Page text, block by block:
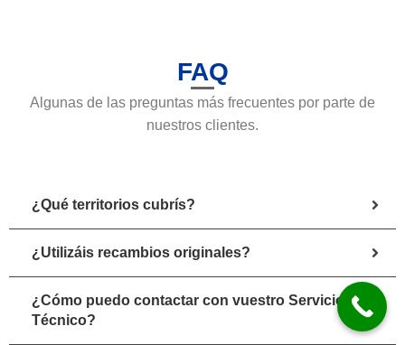
FAQ
Algunas de las preguntas más frecuentes por parte de
nuestros clientes.
¿Qué territorios cubrís?
¿Utilizáis recambios originales?
¿Cómo puedo contactar con vuestro Servicio
Técnico?